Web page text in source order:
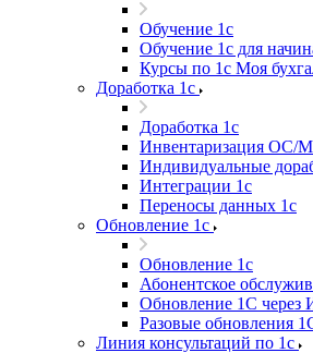
Обучение 1с
Обучение 1с для
Курсы по 1с Моя
Доработка 1с
Доработка 1с
Инвентаризация ОС/
Индивидуальные
Интеграции 1с
Переносы данных 1с
Обновление 1с
Обновление 1с
Абонентское
Обновление 1С через
Разовые обновления
Линия консультаций по 1с